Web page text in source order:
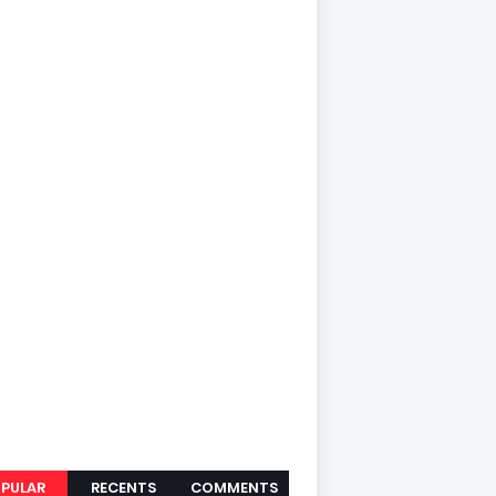
RECENTS COMMENTS